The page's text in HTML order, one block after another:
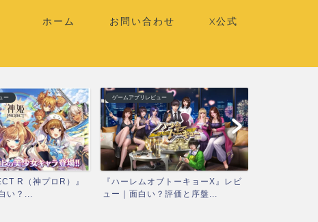
ホーム お問い合わせ X公式
ー
R（神プロR）』
い？...
ゲームアプリレビュー
『ハーレムオブトーキョーX』レビ
ュー｜面白い？評価と序盤...